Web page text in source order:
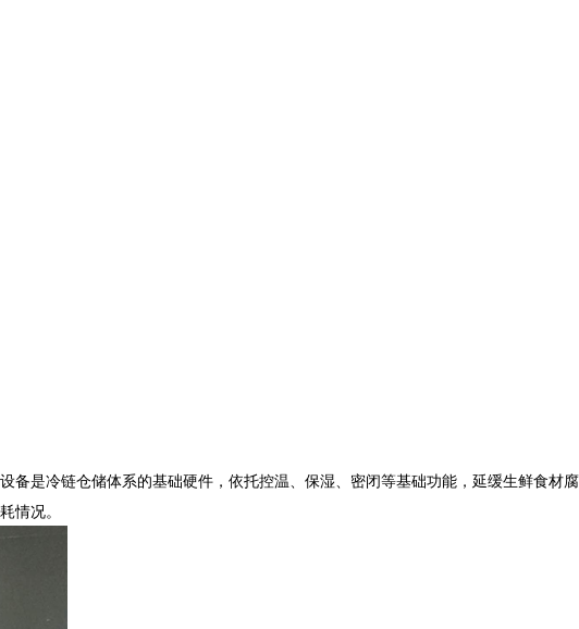
备是冷链仓储体系的基础硬件，依托控温、保湿、密闭等基础功能，延缓生鲜食材腐
情况。